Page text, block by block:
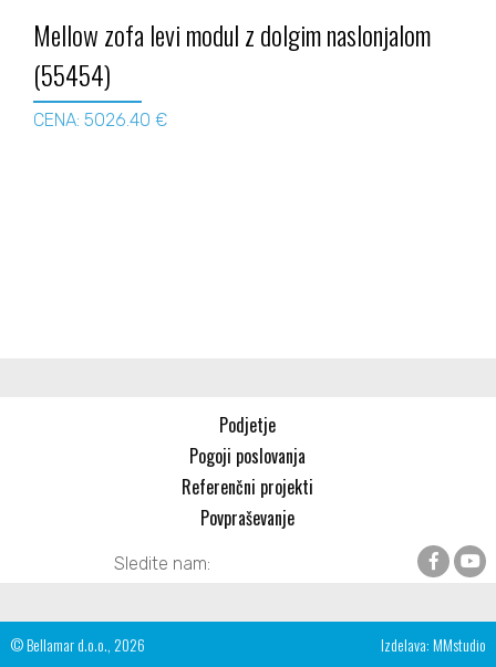
Mellow zofa levi modul z dolgim naslonjalom
(55454)
CENA: 5026.40 €
Podjetje
Pogoji poslovanja
Referenčni projekti
Povpraševanje
Sledite nam:
© Bellamar d.o.o., 2026 Izdelava:MMstudio